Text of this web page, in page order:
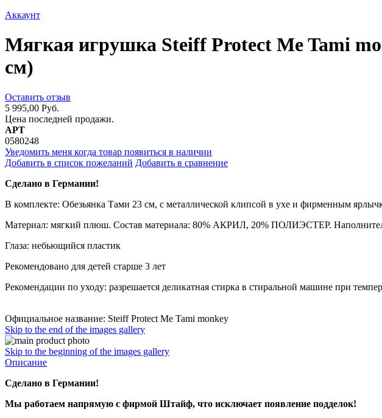
Аккаунт
Мягкая игрушка Steiff Protect Me Tami
см)
Оставить отзыв
5 995,00 Руб.
Цена последней продажи.
АРТ
0580248
Уведомить меня когда товар появиться в наличии
Добавить в список пожеланий Добавить в сравнение
Сделано в Германии!
В комплекте: Обезьянка Тами 23 см, с металлической клипсой в ухе и фирменным
Материал: мягкий плюш. Состав материала: 80% АКРИЛ, 20% ПОЛИЭСТЕР.
Глаза: небьющийся пластик
Рекомендовано для детей старше 3 лет
Рекомендации по уходу: разрешается деликатная стирка в стиральной машине при
Официальное название: Steiff Protect Me Tami monkey
Skip to the end of the images gallery
Skip to the beginning of the images gallery
Описание
Сделано в Германии!
Мы работаем напрямую с фирмой Штайф, что исключает появление подделок!